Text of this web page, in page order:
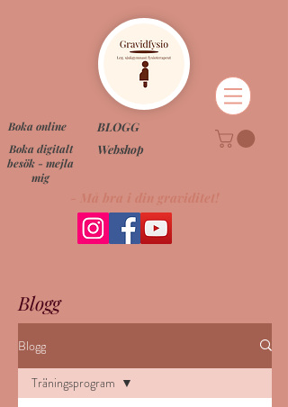
Boka online
Boka digitalt
besök - mejla
mig
BLOGG
Webshop
- Må bra i din graviditet!
Blogg
Blogg
Träningsprogram